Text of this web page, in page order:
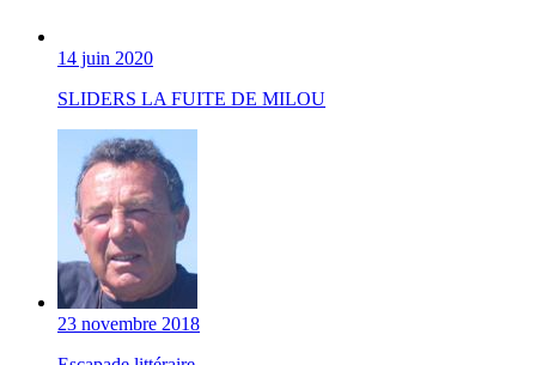
14 juin 2020
SLIDERS LA FUITE DE MILOU
23 novembre 2018